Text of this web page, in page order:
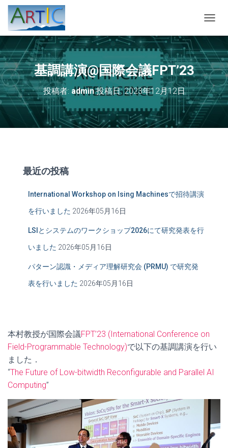
ビ
ー
シ
ョ
ン
を
切
基調講演@国際会議FPT’23
投稿者: admin投稿日:2023年12月12日
最近の投稿
International Workshop on Ising Machinesで招待講演
を行いました 2026年05月16日
LSIとシステムのワークショップ2026にて研究発表を行
いました 2026年05月16日
パターン認識・メディア理解研究会 (PRMU) で研究発
表を行いました 2026年05月16日
本村教授が国際会議FPT’23 (International Conference on
Field-Programmable Technology)で以下の基調講演を行い
ました．
“The Future of Low-bitwidth Reconfigurable and Parallel AI
Computing”